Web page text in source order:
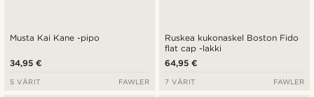
Musta Kai Kane -pipo
34,95 €
5 VÄRIT FAWLER
Ruskea kukonaskel Boston Fido
flat cap -lakki
64,95 €
7 VÄRIT FAWLER